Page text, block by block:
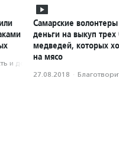
и доброволь­чест­во
Самарские
деньги на выкуп
медведей, которых
на мясо
27.08.2018 ·